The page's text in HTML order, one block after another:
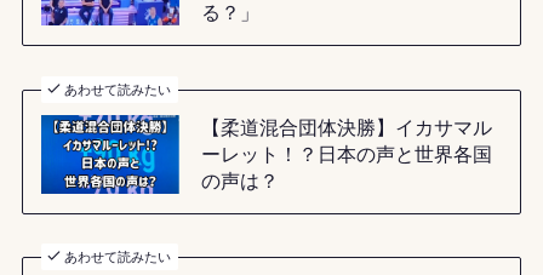
る？」
あわせて読みたい
【柔道混合団体決勝】イカサマル
ーレット！？日本の声と世界各国
の声は？
あわせて読みたい